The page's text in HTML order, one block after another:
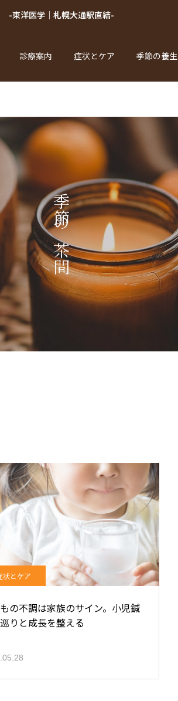
-東洋医学｜札幌大通駅直結-
診療案内 症状とケア 季節の養生
季節の茶間
状とケア
の不調は家族のサイン。小児鍼
りと成長を整える